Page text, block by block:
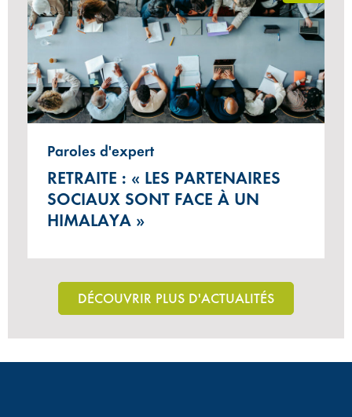
Paroles d'expert
RETRAITE : « LES PARTENAIRES
SOCIAUX SONT FACE À UN
HIMALAYA »
DÉCOUVRIR PLUS D'ACTUALITÉS